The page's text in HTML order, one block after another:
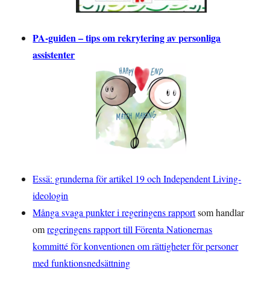
PA-guiden – tips om rekrytering av personliga
assistenter
Essä: grunderna för artikel 19 och Independent Living-
ideologin
Många svaga punkter i regeringens rapportsom handlar
omregeringens rapport till Förenta Nationernas
kommitté för konventionen om rättigheter för personer
med funktionsnedsättning